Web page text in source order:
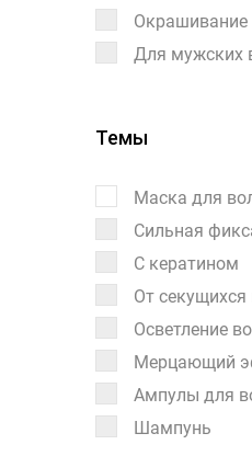
Окрашивание
Для мужских
Темы
Маска для
Сильная
С кератином
От
Осветление
Мерцающий
Ампулы для
Шампунь